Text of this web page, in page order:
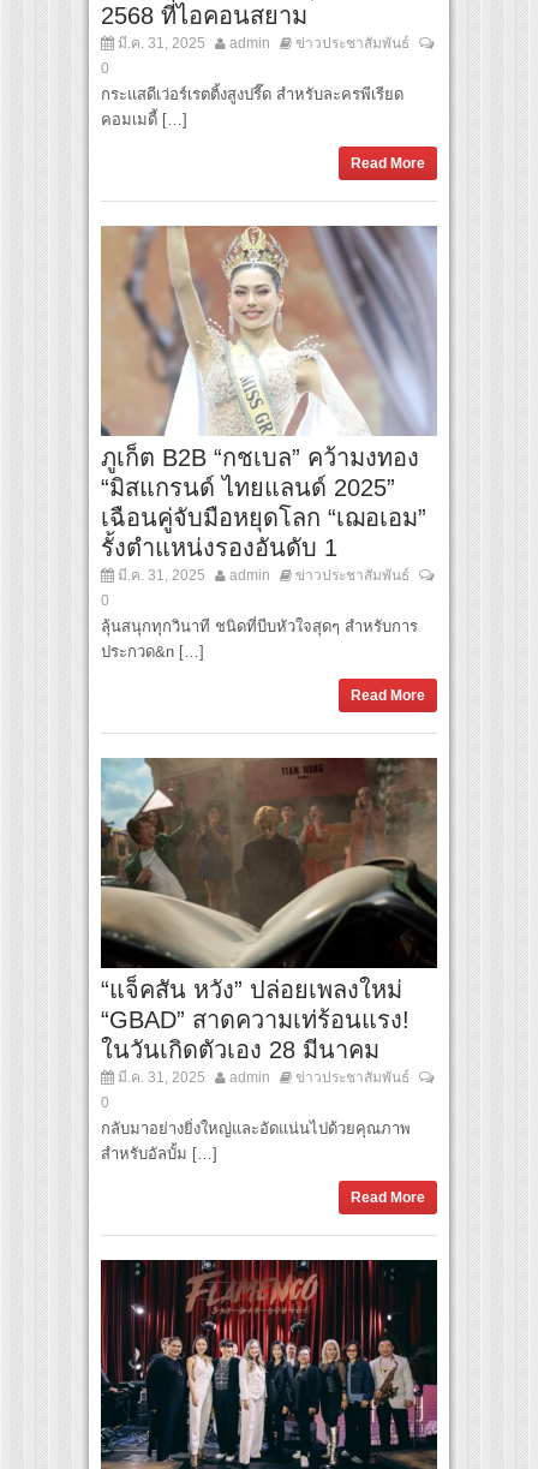
2568 ที่ไอคอนสยาม
มี.ค. 31, 2025 admin
ข่าวประชาสัมพันธ์
0
กระแสดีเว่อร์เรตติ้งสูงปรี๊ด สำหรับละครพีเรียด
คอมเมดี้ […]
Read More
ภูเก็ต B2B “กชเบล” คว้ามงทอง
“มิสแกรนด์ ไทยแลนด์ 2025”
เฉือนคู่จับมือหยุดโลก “เฌอเอม”
รั้งตำแหน่งรองอันดับ 1
มี.ค. 31, 2025 admin
ข่าวประชาสัมพันธ์
0
ลุ้นสนุกทุกวินาที ชนิดที่บีบหัวใจสุดๆ สำหรับการ
ประกวด&n […]
Read More
“แจ็คสัน หวัง” ปล่อยเพลงใหม่
“GBAD” สาดความเท่ร้อนแรง!
ในวันเกิดตัวเอง 28 มีนาคม
มี.ค. 31, 2025 admin
ข่าวประชาสัมพันธ์
0
กลับมาอย่างยิ่งใหญ่และอัดแน่นไปด้วยคุณภาพ
สำหรับอัลบั้ม […]
Read More